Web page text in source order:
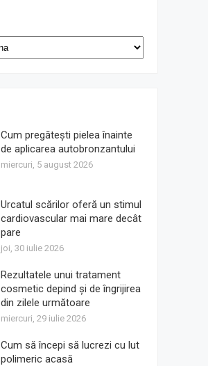
Cum pregătești pielea înainte
de aplicarea autobronzantului
miercuri, 5 august 2026
Urcatul scărilor oferă un stimul
cardiovascular mai mare decât
pare
joi, 30 iulie 2026
Rezultatele unui tratament
cosmetic depind și de îngrijirea
din zilele următoare
miercuri, 29 iulie 2026
Cum să începi să lucrezi cu lut
polimeric acasă